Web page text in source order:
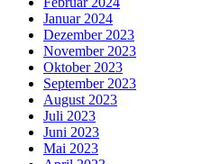
Januar 2024
Dezember 2023
November 2023
Oktober 2023
September 2023
August 2023
Juli 2023
Juni 2023
Mai 2023